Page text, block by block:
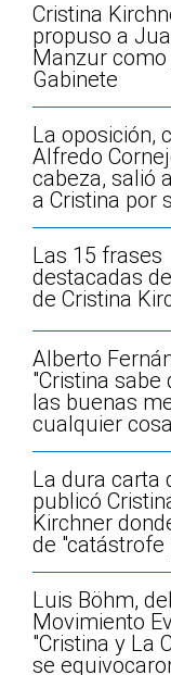
Cristina
propuso a
Manzur
Gabinete
La oposición,
Alfredo
cabeza, salió
a Cristina por
Las 15 frases
destacadas
de Cristina
Alberto
"Cristina sabe
las buenas
cualquier
La dura carta
publicó
Kirchner
de "catástrofe
Luis Böhm, del
Movimiento
"Cristina y La
se